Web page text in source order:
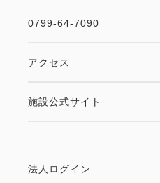
0799-64-7090
アクセス
施設公式サイト
法人ログイン